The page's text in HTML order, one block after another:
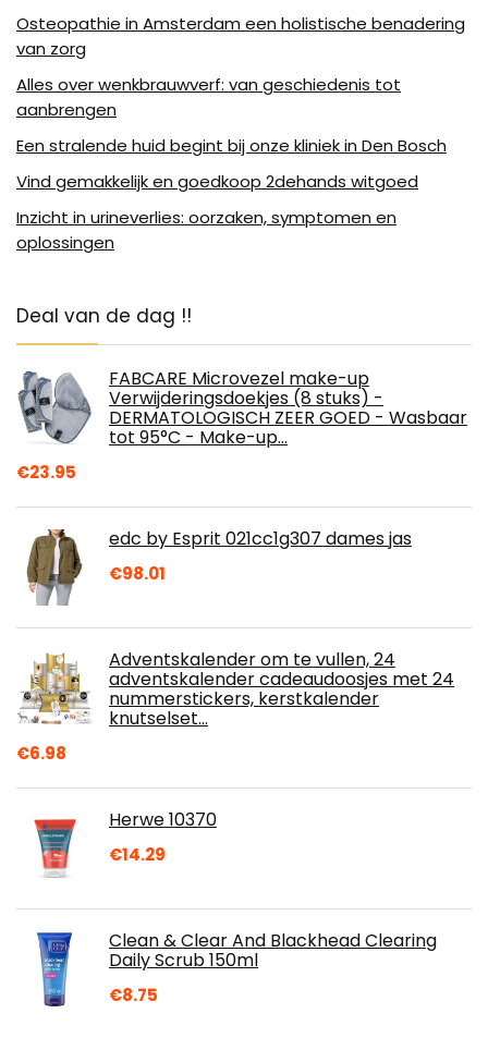
Osteopathie in Amsterdam een holistische benadering
van zorg
Alles over wenkbrauwverf: van geschiedenis tot
aanbrengen
Een stralende huid begint bij onze kliniek in Den Bosch
Vind gemakkelijk en goedkoop 2dehands witgoed
Inzicht in urineverlies: oorzaken, symptomen en
oplossingen
Deal van de dag !!
FABCARE Microvezel make-up
Verwijderingsdoekjes (8 stuks) -
DERMATOLOGISCH ZEER GOED - Wasbaar
tot 95°C - Make-up…
€23.95
edc by Esprit 021cc1g307 dames jas
€98.01
Adventskalender om te vullen, 24
adventskalender cadeaudoosjes met 24
nummerstickers, kerstkalender
knutselset…
€6.98
Herwe 10370
€14.29
Clean & Clear And Blackhead Clearing
Daily Scrub 150ml
€8.75